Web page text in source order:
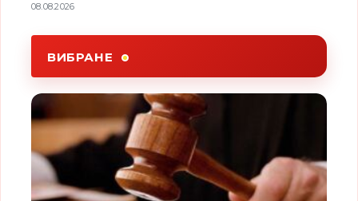
08.08.2026
ВИБРАНЕ